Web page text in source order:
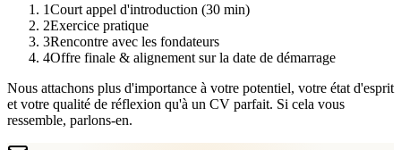
1Court appel d'introduction (30 min)
2Exercice pratique
3Rencontre avec les fondateurs
4Offre finale & alignement sur la date de démarrage
Nous attachons plus d'importance à votre potentiel, votre état d'esprit
et votre qualité de réflexion qu'à un CV parfait. Si cela vous
ressemble, parlons-en.